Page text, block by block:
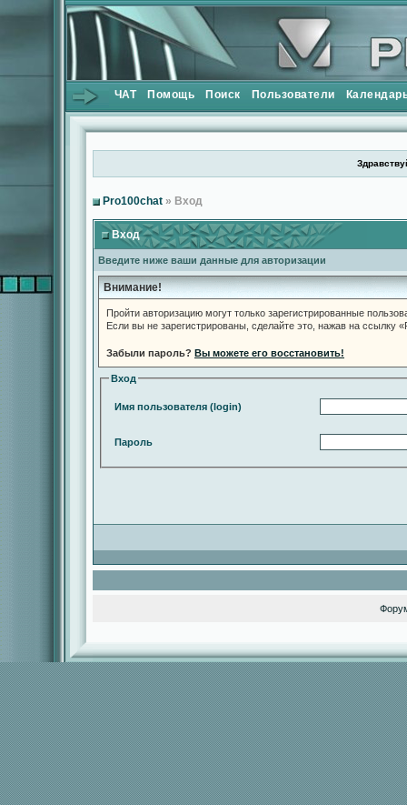
ЧАТ Помощь Поиск Пользователи
Pro100chat » Вход
Вход
Введите ниже ваши данные для авторизации
Внимание!
Пройти авторизацию могут только зарегистрированные
Если вы не зарегистрированы, сделайте это, нажав на ссылку
Забыли пароль? Вы можете его восстановить!
Вход
Имя пользователя (login)
Пароль